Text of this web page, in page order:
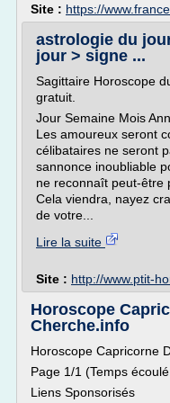
Site : https://
astrologie du
jour > signe ...
Sagittaire Horoscope
gratuit.
Jour Semaine Mois
Les amoureux seront
célibataires ne seront
sannonce inoubliable
ne reconnaît peut-être
Cela viendra, nayez
de votre...
Lire la suite
Site : http://www.ptit-
Horoscope
Cherche.info
Horoscope Capricorne
Page 1/1 (Temps
Liens Sponsorisés